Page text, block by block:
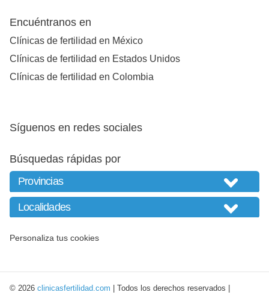
Encuéntranos en
Clínicas de fertilidad en México
Clínicas de fertilidad en Estados Unidos
Clínicas de fertilidad en Colombia
Síguenos en redes sociales
Búsquedas rápidas por
Personaliza tus cookies
© 2026 clinicasfertilidad.com | Todos los derechos reservados |